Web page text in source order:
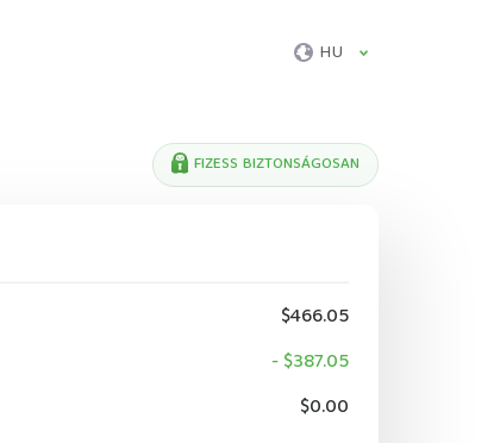
HU
FIZESS BIZTONSÁGOSAN
$466.05
- $387.05
$0.00